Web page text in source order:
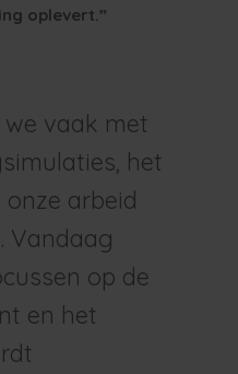
oplevert.”
vaak met
het
arbeid
Vandaag
op de
en het